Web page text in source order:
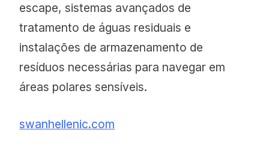
escape, sistemas avançados de
tratamento de águas residuais e
instalações de armazenamento de
resíduos necessárias para navegar em
áreas polares sensíveis.
swanhellenic.com